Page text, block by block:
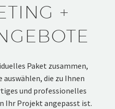
+
Paket zusammen,
auswählen, die zu Ihnen
und professionelles
Ihr Projekt angepasst ist.